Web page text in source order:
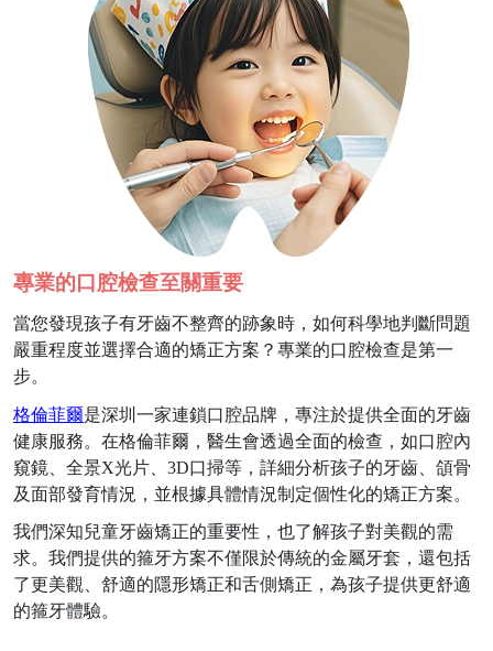
專業的口腔檢查至關重要
當您發現孩子有牙齒不整齊的跡象時，如何科學地判斷問題
嚴重程度並選擇合適的矯正方案？專業的口腔檢查是第一
步。
格倫菲爾是深圳一家連鎖口腔品牌，專注於提供全面的牙齒
健康服務。在格倫菲爾，醫生會透過全面的檢查，如口腔內
窺鏡、全景X光片、 3D口掃等，詳細分析孩子的牙齒、頜骨
及面部發育情況，並根據具體情況制定個性化的矯正方案。
我們深知兒童牙齒矯正的重要性，也了解孩子對美觀的需
求。我們提供的箍牙方案不僅限於傳統的金屬牙套，還包括
了更美觀、舒適的隱形矯正和舌側矯正，為孩子提供更舒適
的箍牙體驗。